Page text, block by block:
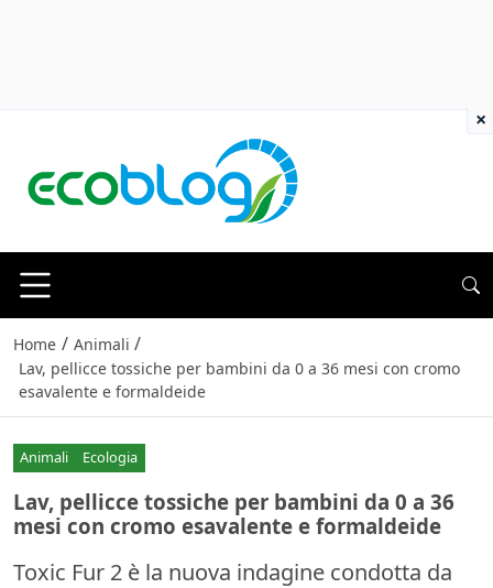
Home / Animali /
Lav, pellicce tossiche per bambini da 0 a 36 mesi con cromo
esavalente e formaldeide
Animali Ecologia
Lav, pellicce tossiche per bambini da 0 a 36
mesi con cromo esavalente e formaldeide
Toxic Fur 2 è la nuova indagine condotta da
×